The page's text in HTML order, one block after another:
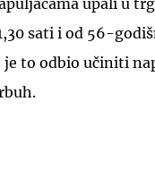
sati i od 56-
to odbio učiniti